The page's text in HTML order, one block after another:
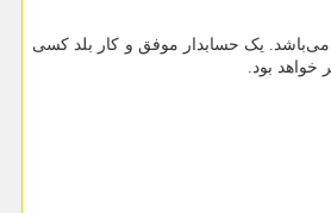
یک حسابدار موفق و کار بلد کسی
بود.